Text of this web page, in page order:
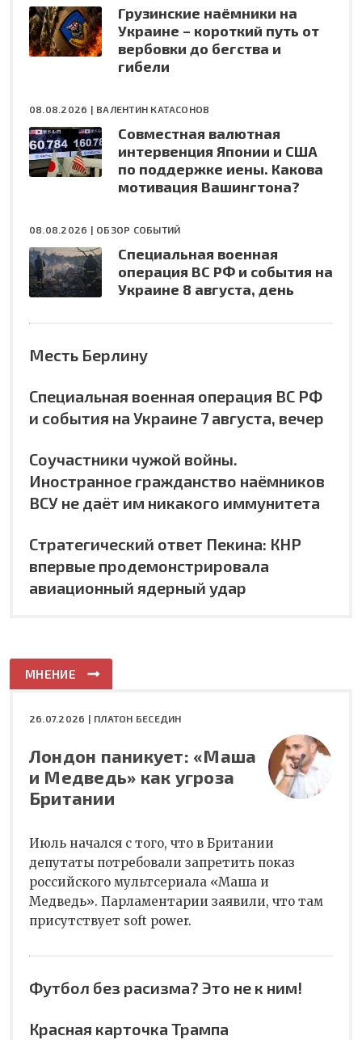
Грузинские наёмники на
Украине – короткий путь от
вербовки до бегства и
гибели
08.08.2026 | ВАЛЕНТИН КАТАСОНОВ
Совместная валютная
интервенция Японии и США
по поддержке иены. Какова
мотивация Вашингтона?
08.08.2026 | ОБЗОР СОБЫТИЙ
Специальная военная
операция ВС РФ и события на
Украине 8 августа, день
Месть Берлину
Специальная военная операция ВС РФ
и события на Украине 7 августа, вечер
Соучастники чужой войны.
Иностранное гражданство наёмников
ВСУ не даёт им никакого иммунитета
Стратегический ответ Пекина: КНР
впервые продемонстрировала
авиационный ядерный удар
МНЕНИЕ
26.07.2026 | ПЛАТОН БЕСЕДИН
Лондон паникует: «Маша
и Медведь» как угроза
Британии
Июль начался с того, что в Британии
депутаты потребовали запретить показ
российского мультсериала «Маша и
Медведь». Парламентарии заявили, что там
присутствует soft power.
Футбол без расизма? Это не к ним!
Красная карточка Трампа